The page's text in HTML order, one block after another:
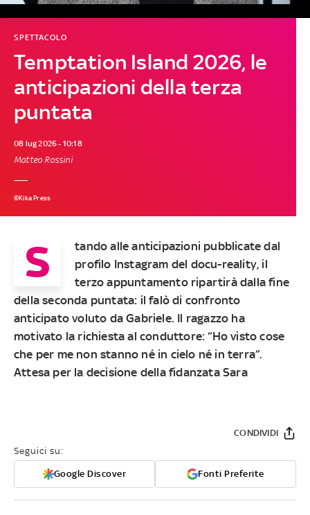
Temptation Island 2026, le
anticipazioni della terza
puntata
SPETTACOLO
08 lug 2026 - 10:18
Matteo Rossini
©Kika Press
S
tando alle anticipazioni pubblicate dal
profilo Instagram del docu-reality, il
terzo appuntamento ripartirà dalla fine
della seconda puntata: il falò di confronto
anticipato voluto da Gabriele. Il ragazzo ha
motivato la richiesta al conduttore: “Ho visto cose
che per me non stanno né in cielo né in terra”.
Attesa per la decisione della fidanzata Sara
Seguici su:
Google Discover Fonti Preferite
CONDIVIDI